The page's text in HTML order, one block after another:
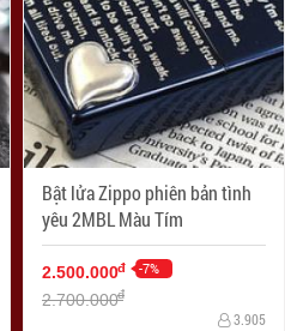
Bật lửa Zippo phiên bản tình
yêu 2MBL Màu Tím
2.500.000đ -7%
2.700.000đ
3.905